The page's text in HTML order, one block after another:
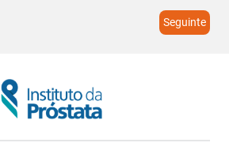
Seguinte